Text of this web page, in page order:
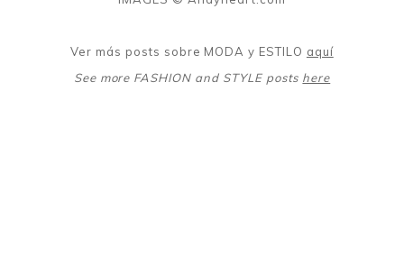
Ver más posts sobre MODA y ESTILO aquí
See more FASHION and STYLE posts here